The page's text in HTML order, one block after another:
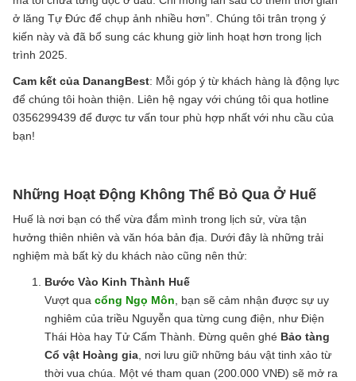
ở lăng Tự Đức để chụp ảnh nhiều hơn”. Chúng tôi trân trọng ý
kiến này và đã bổ sung các khung giờ linh hoạt hơn trong lịch
trình 2025.
Cam kết của DanangBest: Mỗi góp ý từ khách hàng là động lực
để chúng tôi hoàn thiện. Liên hệ ngay với chúng tôi qua hotline
0356299439 để được tư vấn tour phù hợp nhất với nhu cầu của
bạn!
Những Hoạt Động Không Thể Bỏ Qua Ở Huế
Huế là nơi bạn có thể vừa đắm mình trong lịch sử, vừa tận
hưởng thiên nhiên và văn hóa bản địa. Dưới đây là những trải
nghiệm mà bất kỳ du khách nào cũng nên thử:
Bước Vào Kinh Thành Huế
Vượt quacổng Ngọ Môn , bạn sẽ cảm nhận được sự uy
nghiêm của triều Nguyễn qua từng cung điện, như Điện
Thái Hòa hay Tử Cấm Thành. Đừng quên ghé Bảo tàng
Cổ vật Hoàng gia , nơi lưu giữ những báu vật tinh xảo từ
thời vua chúa. Một vé tham quan (200.000 VNĐ) sẽ mở ra